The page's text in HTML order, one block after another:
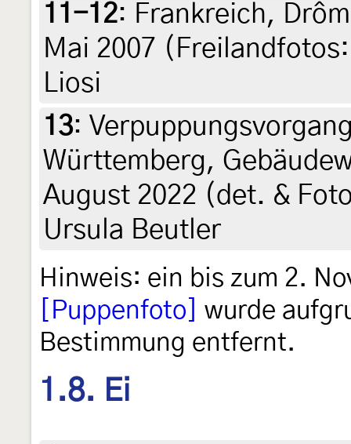
11-12: Frankreich,
Mai 2007
Liosi
13:
Württemberg,
August 2022 (det. &
Ursula Beutler
Hinweis: ein bis zum 2.
[Puppenfoto]
wurde
Bestimmung entfernt.
1.8. Ei